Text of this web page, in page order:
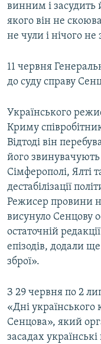
винним і засудить
якого він не
не чули і нічого не
11 червня
до суду справу
Українського
Криму
Відтоді він
його звинувачують
Сімферополі, Ялті
дестабілізації
Режисер провини
висунуло Сенцову
остаточній
епізодів, додали
зброї».
З 29 червня по 2
«Дні українського
Сенцова», який
засадах